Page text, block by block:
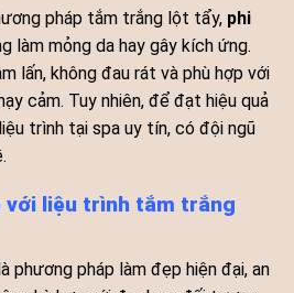
pháp tắm trắng lột tẩy, phi
làm mỏng da hay gây kích ứng.
lấn, không đau rát và phù hợp với
cảm. Tuy nhiên, để đạt hiệu quả
trình tại spa uy tín, có đội ngũ
liệu trình tắm trắng
phương pháp làm đẹp hiện đại, an